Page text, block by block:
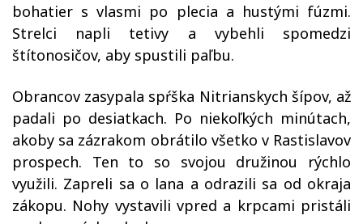
bohatier s vlasmi po plecia a hustými fúzmi.
Strelci napli tetivy a vybehli spomedzi
štítonosičov, aby spustili paľbu.
Obrancov zasypala spŕška Nitrianskych šípov, až
padali po desiatkach. Po niekoľkých minútach,
akoby sa zázrakom obrátilo všetko v Rastislavov
prospech. Ten to so svojou družinou rýchlo
využili. Zapreli sa o lana a odrazili sa od okraja
zákopu. Nohy vystavili vpred a krpcami pristáli